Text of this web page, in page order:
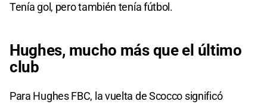
Tenía gol, pero también tenía fútbol.
Hughes, mucho más que el último
club
Para Hughes FBC, la vuelta de Scocco significó